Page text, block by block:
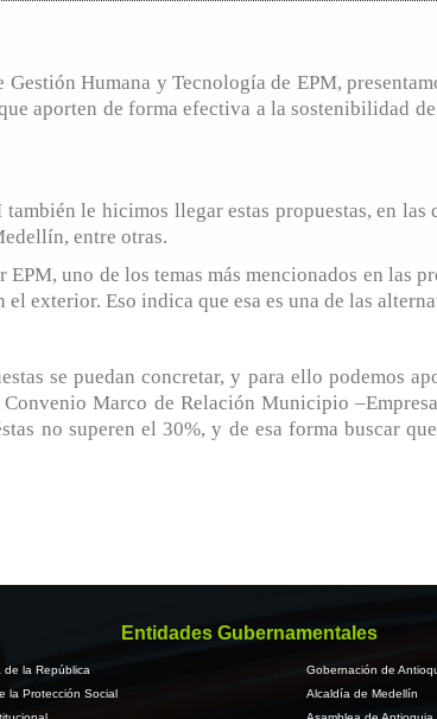
Humana y Tecnología de EPM,
aporten de forma efectiva a la sostenibilidad
le hicimos llegar estas propuestas, en
entre otras.
uno de los temas más mencionados en las
exterior. Eso indica que esa es una de las
se puedan concretar, y para ello podemos
Marco de Relación Municipio
no superen el 30%, y de esa forma buscar
Entidades Gubernamentales
de la República
la Protección Social
Gobernación de
Alcaldía de Medellín